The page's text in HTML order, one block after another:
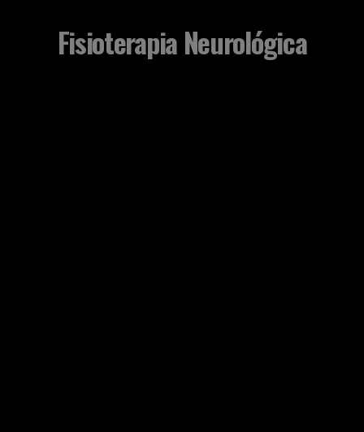
Fisioterapia Neurológica